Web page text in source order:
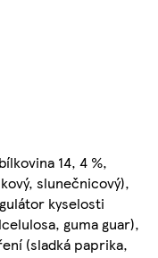
bílkovina 14, 4 %,
slunečnicový),
kyselosti
guma guar),
(sladká paprika,